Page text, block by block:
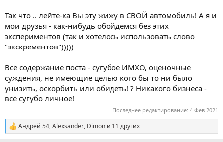
Так что .. лейте-ка Вы эту жижу в СВОЙ автомобиль! А я и
мои друзья - как-нибудь обойдемся без этих
экспериментов (так и хотелось использовать слово
"экскрементов")))))
Всё содержание поста - сугубое ИМХО, оценочные
суждения, не имеющие целью кого бы то ни было
унизить, оскорбить или обидеть! ? Никакого бизнеса -
всё сугубо личное!
Последнее редактирование: 4 Фев 2021
С
и
Андрей 54,Аlexsander, Dimon и 11 других